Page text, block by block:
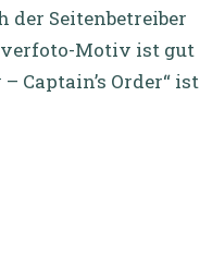
der Seitenbetreiber
Motiv ist gut
Captain’s Order“ ist